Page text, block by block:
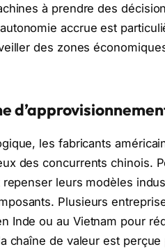
à prendre des
accrue est
des zones
les fabricants
des concurrents chinois.
leurs modèles
Plusieurs
Inde ou au Vietnam pour
chaîne de valeur est